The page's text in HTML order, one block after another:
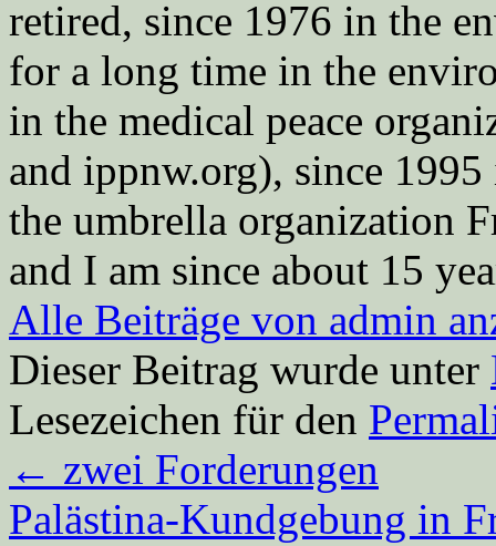
retired, since 1976 in the
for a long time in the
in the medical peace
and ippnw.org), since
the umbrella organization
and I am since about 15
Alle Beiträge von admin
Dieser Beitrag wurde unter
Lesezeichen für den
← zwei Forderungen
Palästina-Kundgebung in